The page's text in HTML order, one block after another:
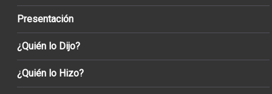
Presentación
¿Quién lo Dijo?
¿Quién lo Hizo?